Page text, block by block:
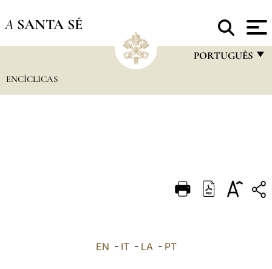
A SANTA SÉ
PORTUGUÊS
DEUTSCH
ENCÍCLICAS
EN - IT- LA- PT